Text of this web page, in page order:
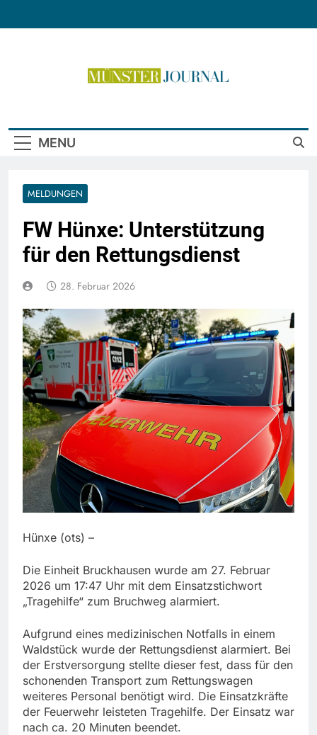
MENU
MELDUNGEN
FW Hünxe: Unterstützung
für den Rettungsdienst
28. Februar 2026
Hünxe (ots) –
Die Einheit Bruckhausen wurde am 27. Februar
2026 um 17:47 Uhr mit dem Einsatzstichwort
„Tragehilfe“ zum Bruchweg alarmiert.
Aufgrund eines medizinischen Notfalls in einem
Waldstück wurde der Rettungsdienst alarmiert. Bei
der Erstversorgung stellte dieser fest, dass für den
schonenden Transport zum Rettungswagen
weiteres Personal benötigt wird. Die Einsatzkräfte
der Feuerwehr leisteten Tragehilfe. Der Einsatz war
nach ca. 20 Minuten beendet.